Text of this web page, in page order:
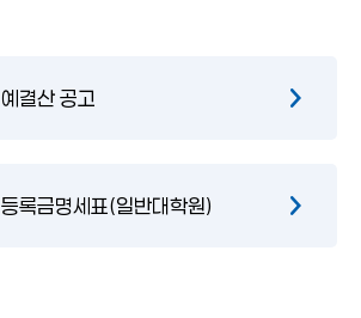
예결산 공고
등록금명세표(일반대학원)